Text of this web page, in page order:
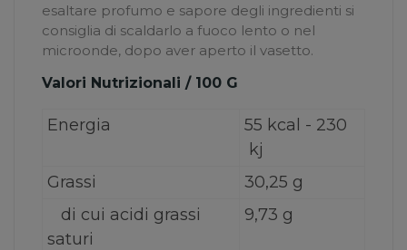
esaltare profumo e sapore degli ingredienti si
consiglia di scaldarlo a fuoco lento o nel
microonde, dopo aver aperto il vasetto.
Valori Nutrizionali / 100 G
Energia
55 kcal - 230
kj
Grassi
30,25 g
di cui acidi grassi
saturi
9,73 g